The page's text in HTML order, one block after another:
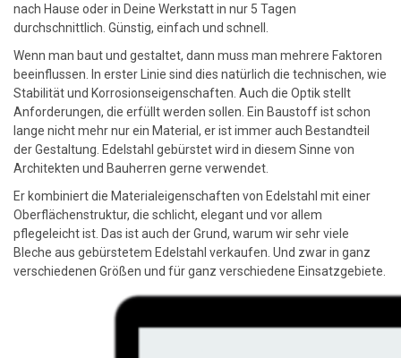
nach Hause oder in Deine Werkstatt in nur 5 Tagen
durchschnittlich. Günstig, einfach und schnell.
Wenn man baut und gestaltet, dann muss man mehrere Faktoren
beeinflussen. In erster Linie sind dies natürlich die technischen, wie
Stabilität und Korrosionseigenschaften. Auch die Optik stellt
Anforderungen, die erfüllt werden sollen. Ein Baustoff ist schon
lange nicht mehr nur ein Material, er ist immer auch Bestandteil
der Gestaltung. Edelstahl gebürstet wird in diesem Sinne von
Architekten und Bauherren gerne verwendet.
Er kombiniert die Materialeigenschaften von Edelstahl mit einer
Oberflächenstruktur, die schlicht, elegant und vor allem
pflegeleicht ist. Das ist auch der Grund, warum wir sehr viele
Bleche aus gebürstetem Edelstahl verkaufen. Und zwar in ganz
verschiedenen Größen und für ganz verschiedene Einsatzgebiete.